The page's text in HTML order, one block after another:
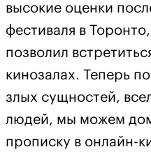
высокие оценки
фестиваля в
позволил
кинозалах. Теперь
злых сущностей,
людей, мы можем
прописку в онлайн-